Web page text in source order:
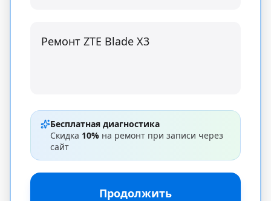
Бесплатная диагностика
Скидка 10% на ремонт при записи через
сайт
Продолжить